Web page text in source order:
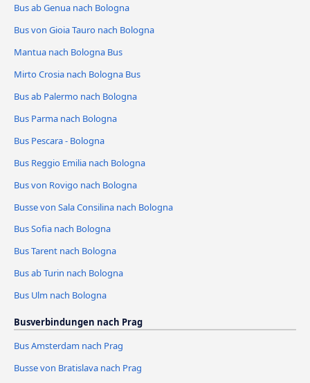
Bus ab Genua nach Bologna
Bus von Gioia Tauro nach Bologna
Mantua nach Bologna Bus
Mirto Crosia nach Bologna Bus
Bus ab Palermo nach Bologna
Bus Parma nach Bologna
Bus Pescara - Bologna
Bus Reggio Emilia nach Bologna
Bus von Rovigo nach Bologna
Busse von Sala Consilina nach Bologna
Bus Sofia nach Bologna
Bus Tarent nach Bologna
Bus ab Turin nach Bologna
Bus Ulm nach Bologna
Busverbindungen nach Prag
Bus Amsterdam nach Prag
Busse von Bratislava nach Prag